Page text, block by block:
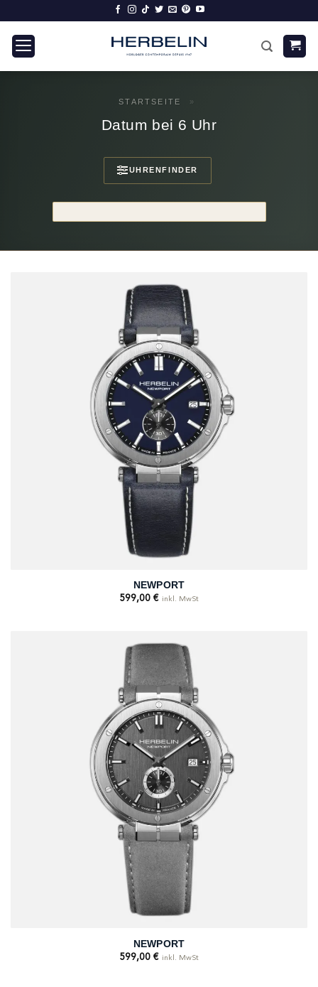
springen
STARTSEITE »
Datum bei 6 Uhr
UHRENFINDER
NEWPORT
599,00 € inkl. MwSt
NEWPORT
599,00 € inkl. MwSt